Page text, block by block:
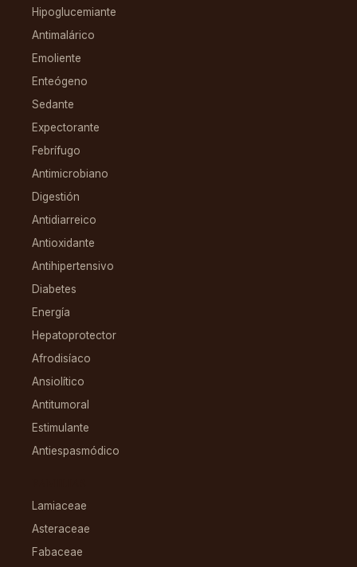
Hipoglucemiante
Antimalárico
Emoliente
Enteógeno
Sedante
Expectorante
Febrífugo
Antimicrobiano
Digestión
Antidiarreico
Antioxidante
Antihipertensivo
Diabetes
Energía
Hepatoprotector
Afrodisíaco
Ansiolítico
Antitumoral
Estimulante
Antiespasmódico
Lamiaceae
Asteraceae
Fabaceae